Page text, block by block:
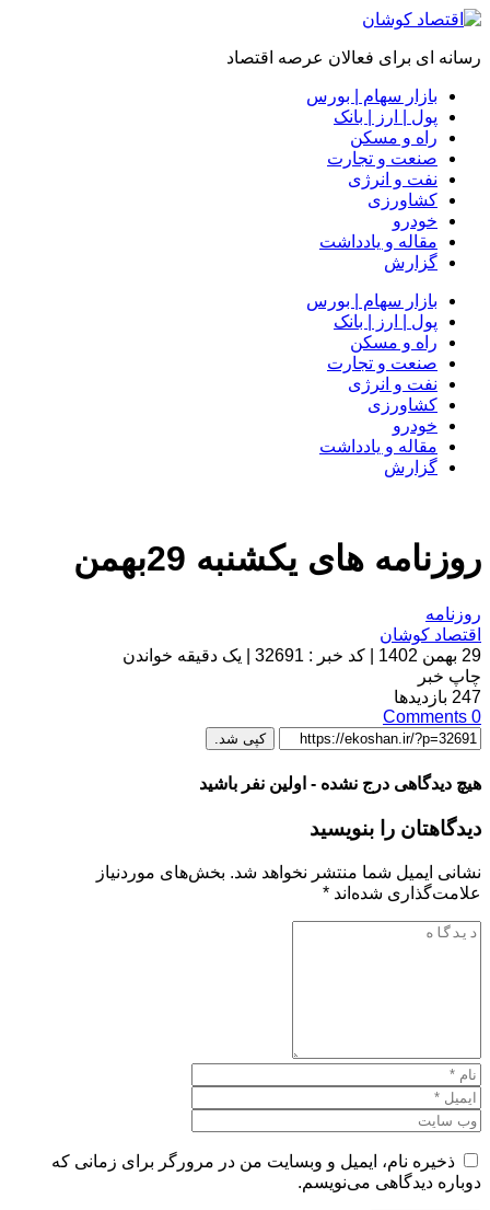
رسانه ای برای فعالان عرصه اقتصاد
بازار سهام | بورس
پول | ارز | بانک
راه و مسکن
صنعت و تجارت
نفت و انرژی
کشاورزی
خودرو
مقاله و یادداشت
گزارش
بازار سهام | بورس
پول | ارز | بانک
راه و مسکن
صنعت و تجارت
نفت و انرژی
کشاورزی
خودرو
مقاله و یادداشت
گزارش
روزنامه های یکشنبه 29بهمن
روزنامه
اقتصاد کوشان
29 بهمن 1402
کد خبر : 32691
یک دقیقه خواندن
چاپ خبر
247 بازدیدها
0
Comments
کپی شد.
هیچ دیدگاهی درج نشده - اولین نفر باشید
دیدگاهتان را بنویسید
نشانی ایمیل شما منتشر نخواهد شد. بخش‌های موردنیاز
علامت‌گذاری شده‌اند *
ذخیره نام، ایمیل و وبسایت من در مرورگر برای زمانی که
دوباره دیدگاهی می‌نویسم.